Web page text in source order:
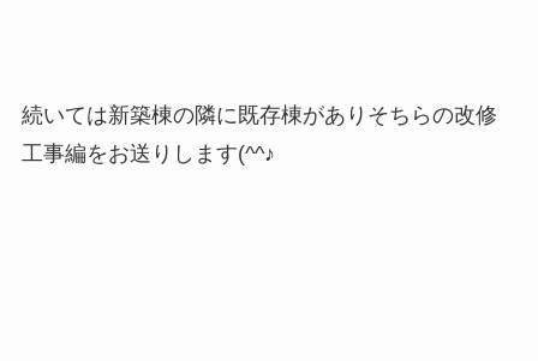
続いては新築棟の隣に既存棟がありそちらの改修
工事編をお送りします(^^♪